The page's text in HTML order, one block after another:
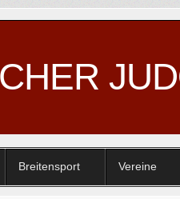
Breitensport Vereine